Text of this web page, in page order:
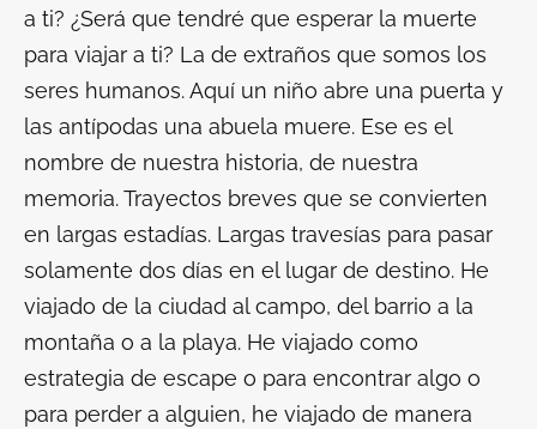
a ti? ¿Será que tendré que esperar la muerte
para viajar a ti? La de extraños que somos los
seres humanos. Aquí un niño abre una puerta y
las antípodas una abuela muere. Ese es el
nombre de nuestra historia, de nuestra
memoria. Trayectos breves que se convierten
en largas estadías. Largas travesías para pasar
solamente dos días en el lugar de destino. He
viajado de la ciudad al campo, del barrio a la
montaña o a la playa. He viajado como
estrategia de escape o para encontrar algo o
para perder a alguien, he viajado de manera